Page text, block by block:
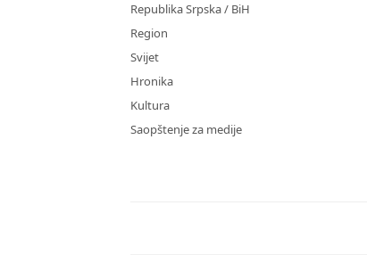
Republika Srpska / BiH
Region
Svijet
Hronika
Kultura
Saopštenje za medije